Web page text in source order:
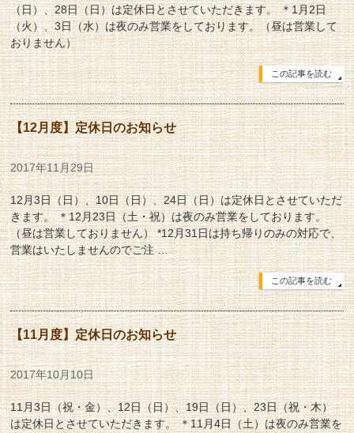
（日）、28日（日）は定休日とさせていただきます。 ＊1月2日
（火）、3日（水）は夜のみ営業をしております。（昼は営業して
おりません）
この記事を読む
【12月度】定休日のお知らせ
2017年11月29日
12月3日（日）、10日（日）、24日（日）は定休日とさせていただ
きます。 ＊12月23日（土・祝）は夜のみ営業をしております。
（昼は営業しておりません） *12月31日は持ち帰りのみの対応で、
営業はいたしませんのでご注 …
この記事を読む
【11月度】定休日のお知らせ
2017年10月10日
11月3日（祝・金）、12日（日）、19日（日）、23日（祝・木）
は定休日とさせていただきます。 ＊11月4日（土）は夜のみ営業を